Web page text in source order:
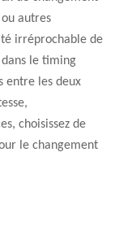
autres
irréprochable de
dans le timing
entre les deux
choisissez de
le changement